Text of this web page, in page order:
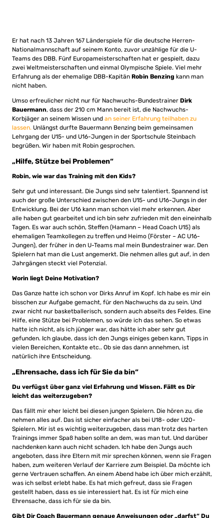
Er hat nach 13 Jahren 167 Länderspiele für die deutsche Herren-
Nationalmannschaft auf seinem Konto, zuvor unzählige für die U-
Teams des DBB. Fünf Europameisterschaften hat er gespielt, dazu
zwei Weltmeisterschaften und einmal Olympische Spiele. Viel mehr
Erfahrung als der ehemalige DBB-Kapitän Robin Benzing kann man
nicht haben.
Umso erfreulicher nicht nur für Nachwuchs-Bundestrainer Dirk
Bauermann, dass der 210 cm Mann bereit ist, die Nachwuchs-
Korbjäger an seinem Wissen und an seiner Erfahrung teilhaben zu
lassen. Unlängst durfte Bauermann Benzing beim gemeinsamen
Lehrgang der U15- und U16-Jungen in der Sportschule Steinbach
begrüßen. Wir haben mit Robin gesprochen.
„Hilfe, Stütze bei Problemen“
Robin, wie war das Training mit den Kids?
Sehr gut und interessant. Die Jungs sind sehr talentiert. Spannend ist
auch der große Unterschied zwischen den U15- und U16-Jungs in der
Entwicklung. Bei der U16 kann man schon viel mehr erkennen. Aber
alle haben gut gearbeitet und ich bin sehr zufrieden mit den eineinhalb
Tagen. Es war auch schön, Steffen (Hamann – Head Coach U15) als
ehemaligen Teamkollegen zu treffen und Heimo (Förster – AC U16-
Jungen), der früher in den U-Teams mal mein Bundestrainer war. Den
Spielern hat man die Lust angemerkt. Die nehmen alles gut auf, in den
Jahrgängen steckt viel Potenzial.
Worin liegt Deine Motivation?
Das Ganze hatte ich schon vor Dirks Anruf im Kopf. Ich habe es mir ein
bisschen zur Aufgabe gemacht, für den Nachwuchs da zu sein. Und
zwar nicht nur basketballerisch, sondern auch abseits des Feldes. Eine
Hilfe, eine Stütze bei Problemen, so würde ich das sehen. So etwas
hatte ich nicht, als ich jünger war, das hätte ich aber sehr gut
gefunden. Ich glaube, dass ich den Jungs einiges geben kann, Tipps in
vielen Bereichen, Kontakte etc.. Ob sie das dann annehmen, ist
natürlich ihre Entscheidung.
„Ehrensache, dass ich für Sie da bin“
Du verfügst über ganz viel Erfahrung und Wissen. Fällt es Dir
leicht das weiterzugeben?
Das fällt mir eher leicht bei diesen jungen Spielern. Die hören zu, die
nehmen alles auf. Das ist sicher einfacher als bei U18- oder U20-
Spielern. Mir ist es wichtig weiterzugeben, dass man trotz des harten
Trainings immer Spaß haben sollte an dem, was man tut. Und darüber
nachdenken kann auch nicht schaden. Ich habe den Jungs auch
angeboten, dass ihre Eltern mit mir sprechen können, wenn sie Fragen
haben, zum weiteren Verlauf der Karriere zum Beispiel. Da möchte ich
gerne Vertrauen schaffen. An einem Abend habe ich über mich erzählt,
was ich selbst erlebt habe. Es hat mich gefreut, dass sie Fragen
gestellt haben, dass es sie interessiert hat. Es ist für mich eine
Ehrensache, dass ich für sie da bin.
Gibt Dir Coach Bauermann genaue Anweisungen oder „darfst“ Du